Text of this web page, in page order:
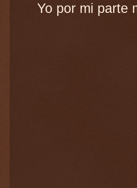
Yo por mi parte